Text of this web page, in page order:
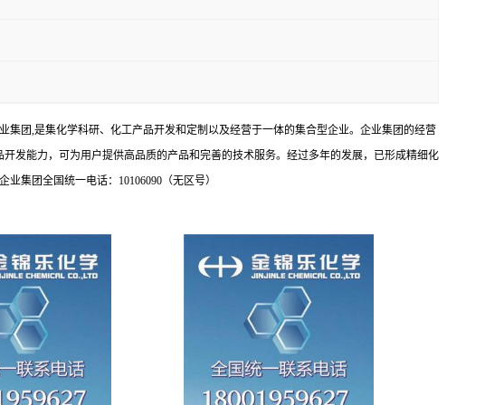
团,是集化学科研、化工产品开发和定制以及经营于一体的集合型企业。企业集团的经营
发能力，可为用户提供高品质的产品和完善的技术服务。经过多年的发展，已形成精细化
集团全国统一电话：10106090（无区号）